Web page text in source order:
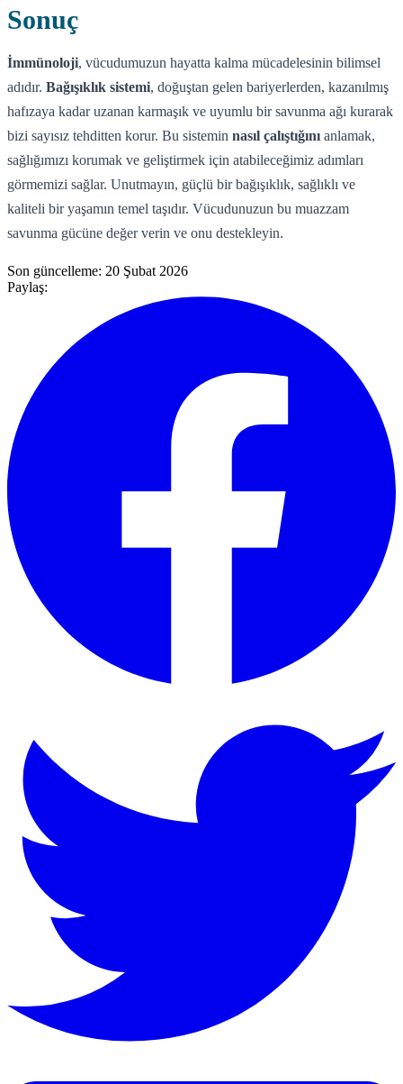
Sonuç
İmmünoloji, vücudumuzun hayatta kalma mücadelesinin bilimsel
adıdır. Bağışıklık sistemi, doğuştan gelen bariyerlerden, kazanılmış
hafızaya kadar uzanan karmaşık ve uyumlu bir savunma ağı kurarak
bizi sayısız tehditten korur. Bu sistemin nasıl çalıştığını anlamak,
sağlığımızı korumak ve geliştirmek için atabileceğimiz adımları
görmemizi sağlar. Unutmayın, güçlü bir bağışıklık, sağlıklı ve
kaliteli bir yaşamın temel taşıdır. Vücudunuzun bu muazzam
savunma gücüne değer verin ve onu destekleyin.
Son güncelleme: 20 Şubat 2026
Paylaş: